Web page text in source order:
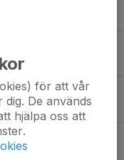
För alla barn 8-16 år
för att vår
De används
hjälpa oss att